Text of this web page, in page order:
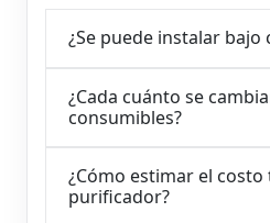
¿Se puede instalar bajo
¿Cada cuánto se
consumibles?
¿Cómo estimar el costo
purificador?